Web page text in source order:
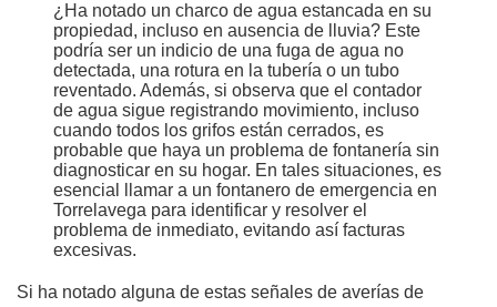
¿Ha notado un charco de agua estancada en su
propiedad, incluso en ausencia de lluvia? Este
podría ser un indicio de una fuga de agua no
detectada, una rotura en la tubería o un tubo
reventado. Además, si observa que el contador
de agua sigue registrando movimiento, incluso
cuando todos los grifos están cerrados, es
probable que haya un problema de fontanería sin
diagnosticar en su hogar. En tales situaciones, es
esencial llamar a un fontanero de emergencia en
Torrelavega para identificar y resolver el
problema de inmediato, evitando así facturas
excesivas.
Si ha notado alguna de estas señales de averías de